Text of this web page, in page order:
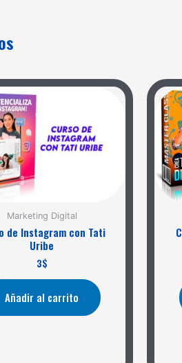
Marketing Digital
de Instagram con Tati
Uribe
3$
Añadir al carrito